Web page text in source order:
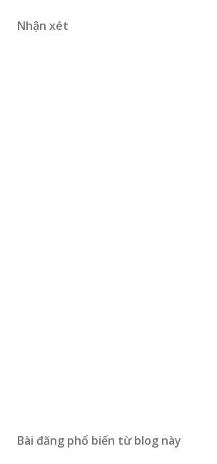
Nhận xét
Bài đăng phổ biến từ blog này